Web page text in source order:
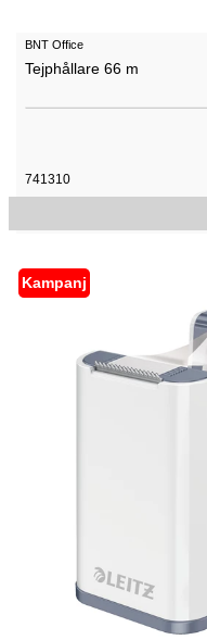
BNT Office
Tejphållare 66 m
741310
Kampanj